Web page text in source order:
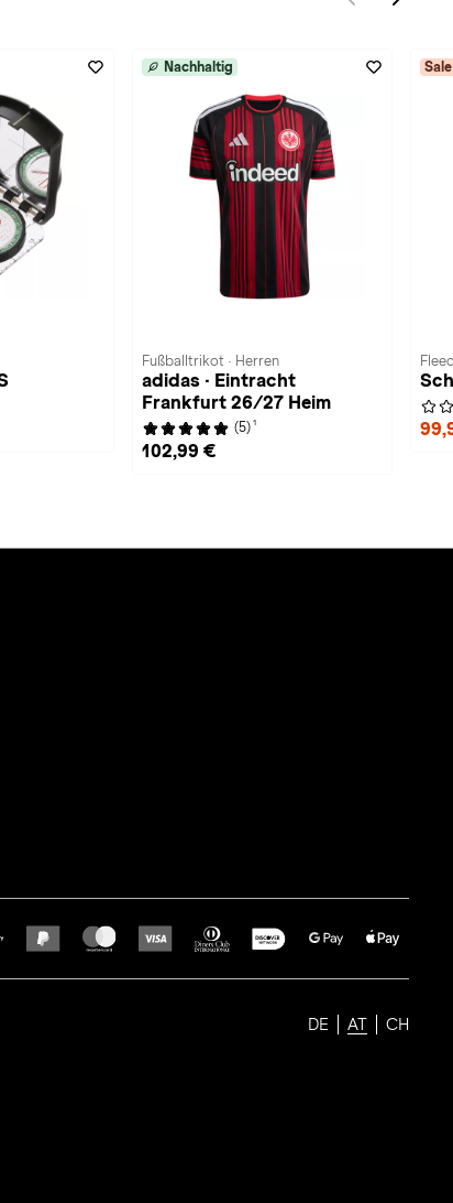
Nachhaltig
Fußballtrikot · Herren
adidas · Eintracht
Frankfurt 26/27 Heim
(5) 1
102,99 €
Sale
DE AT CH